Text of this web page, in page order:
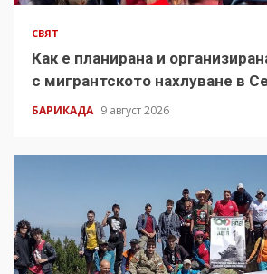
СВЯТ
Как е планирана и
с мигрантското нахлуване в
БАРИКАДА 9 август 2026